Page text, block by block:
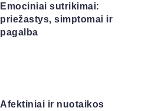
Emociniai sutrikimai:
priežastys, simptomai ir
pagalba
Afektiniai ir nuotaikos